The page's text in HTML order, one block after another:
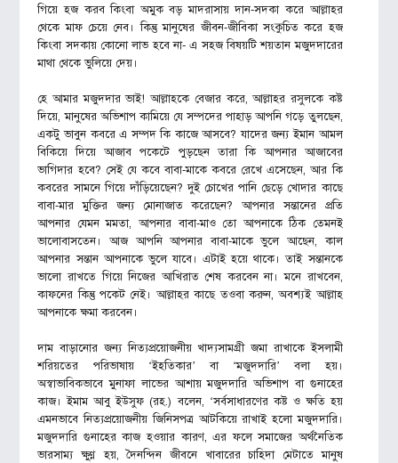
গিয়ে হজ করব কিংবা অমুক বড় মাদরাসায় দান-সদকা করে আল্লাহর
থেকে মাফ চেয়ে নেব। কিন্তু মানুষের জীবন-জীবিকা সংকুচিত করে হজ
কিংবা সদকায় কোনো লাভ হবে না- এ সহজ বিষয়টি শয়তান মজুদদারের
মাথা থেকে ভুলিয়ে দেয়।
হে আমার মজুদদার ভাই! আল্লাহকে বেজার করে, আল্লাহর রসুলকে কষ্ট
দিয়ে, মানুষের অভিশাপ কামিয়ে যে সম্পদের পাহাড় আপনি গড়ে তুলছেন,
একটু ভাবুন কবরে এ সম্পদ কি কাজে আসবে? যাদের জন্য ইমান আমল
বিকিয়ে দিয়ে আজাব পকেটে পুড়ছেন তারা কি আপনার আজাবের
ভাগিদার হবে? সেই যে কবে বাবা-মাকে কবরে রেখে এসেছেন, আর কি
কবরের সামনে গিয়ে দাঁড়িয়েছেন? দুই চোখের পানি ছেড়ে খোদার কাছে
বাবা-মার মুক্তির জন্য মোনাজাত করেছেন? আপনার সন্তানের প্রতি
আপনার যেমন মমতা, আপনার বাবা-মাও তো আপনাকে ঠিক তেমনই
ভালোবাসতেন। আজ আপনি আপনার বাবা-মাকে ভুলে আছেন, কাল
আপনার সন্তান আপনাকে ভুলে যাবে। এটাই হয়ে থাকে। তাই সন্তানকে
ভালো রাখতে গিয়ে নিজের আখিরাত শেষ করবেন না। মনে রাখবেন,
কাফনের কিন্তু পকেট নেই। আল্লাহর কাছে তওবা করুন, অবশ্যই আল্লাহ
আপনাকে ক্ষমা করবেন।
দাম বাড়ানোর জন্য নিত্যপ্রয়োজনীয় খাদ্যসামগ্রী জমা রাখাকে ইসলামী
শরিয়তের পরিভাষায় ‘ইহতিকার’ বা ‘মজুদদারি’ বলা হয়।
অস্বাভাবিকভাবে মুনাফা লাভের আশায় মজুদদারি অভিশাপ বা গুনাহের
কাজ। ইমাম আবু ইউসুফ (রহ.) বলেন, ‘সর্বসাধারণের কষ্ট ও ক্ষতি হয়
এমনভাবে নিত্যপ্রয়োজনীয় জিনিসপত্র আটকিয়ে রাখাই হলো মজুদদারি।
মজুদদারি গুনাহের কাজ হওয়ার কারণ, এর ফলে সমাজের অর্থনৈতিক
ভারসাম্য ক্ষুণ্ণ হয়, দৈনন্দিন জীবনে খাবারের চাহিদা মেটাতে মানুষ